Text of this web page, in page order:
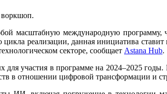
воркшоп.
масштабную международную
цикла реализации, данная инициатива
секторе, сообщает Astana Hub.
для участия в программе на 2024–2025
в отношении цифровой трансформации и